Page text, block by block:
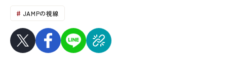
JAMPの視線